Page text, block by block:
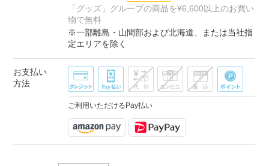
「グッズ」グループの商品を¥6,600以上のお買い
物で無料
※一部離島・山間部および北海道、または当社指
定エリアを除く
お支払い
方法
ご利用いただけるPay払い